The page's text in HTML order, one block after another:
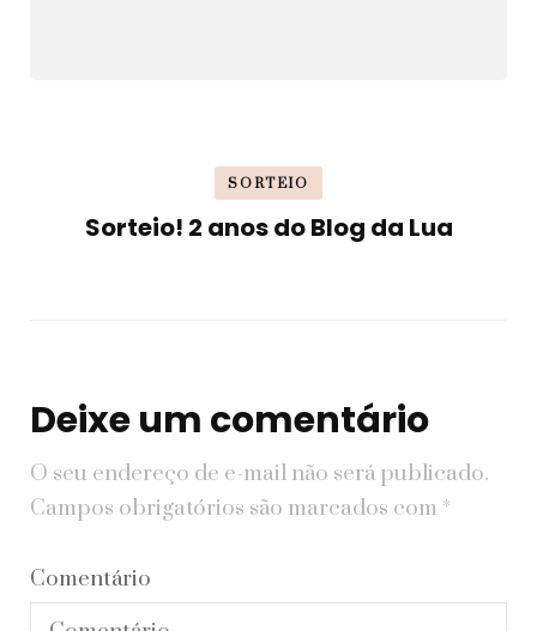
SORTEIO
Sorteio! 2 anos do Blog da Lua
Deixe um comentário
O seu endereço de e-mail não será publicado.
Campos obrigatórios são marcados com *
Comentário